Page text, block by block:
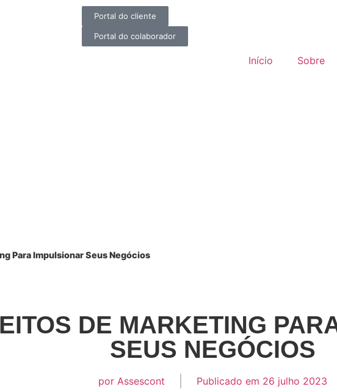
Portal do cliente
Portal do colaborador
Início Sobre
Para Impulsionar Seus Negócios
DE MARKETING
SEUS NEGÓCIOS
por Assescont Publicado em 26 julho 2023